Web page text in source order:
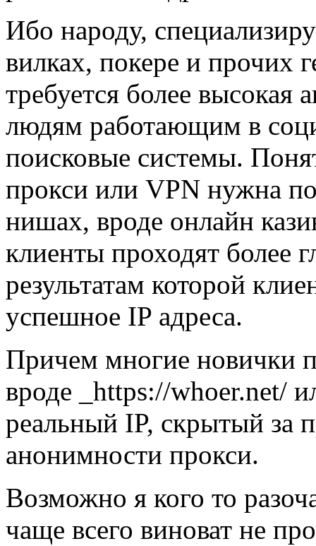
Ибо народу,
вилках, покере и прочих
требуется более
людям работающим в
поисковые системы.
прокси или VPN нужна
нишах, вроде онлайн
клиенты проходят более
результатам которой
успешное IP адреса.
Причем многие новички
вроде _https://whoer.net/
реальный IP, скрытый за
анонимности прокси.
Возможно я кого то
чаще всего виноват не